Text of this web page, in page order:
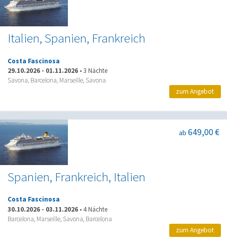
Italien, Spanien, Frankreich
Costa Fascinosa
29.10.2026 - 01.11.2026 • 3 Nächte
Savona, Barcelona, Marseille, Savona
zum Angebot
Spanien, Frankreich, Italien
ab 649,00 €
Costa Fascinosa
30.10.2026 - 03.11.2026 •4 Nächte
Barcelona, Marseille, Savona, Barcelona
zum Angebot